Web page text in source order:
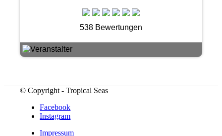
538 Bewertungen
© Copyright - Tropical Seas
Facebook
Instagram
Impressum